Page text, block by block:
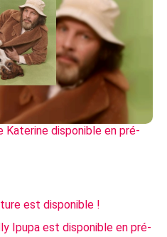
Katerine disponible en pré-
est disponible !
Ipupa est disponible en pré-